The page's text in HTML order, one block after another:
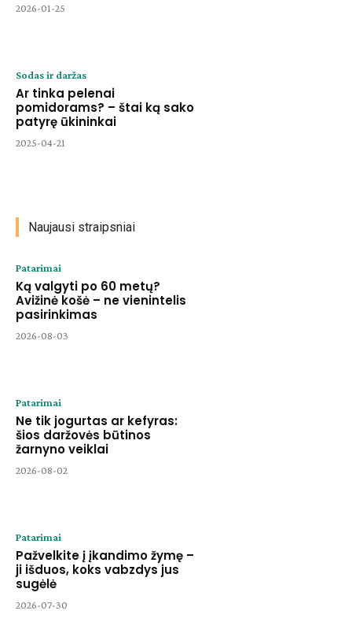
2026-01-25
Sodas ir daržas
Ar tinka pelenai
pomidorams? – štai ką sako
patyrę ūkininkai
2025-04-21
Naujausi straipsniai
Patarimai
Ką valgyti po 60 metų?
Avižinė košė – ne vienintelis
pasirinkimas
2026-08-03
Patarimai
Ne tik jogurtas ar kefyras:
šios daržovės būtinos
žarnyno veiklai
2026-08-02
Patarimai
Pažvelkite į įkandimo žymę –
ji išduos, koks vabzdys jus
sugėlė
2026-07-30